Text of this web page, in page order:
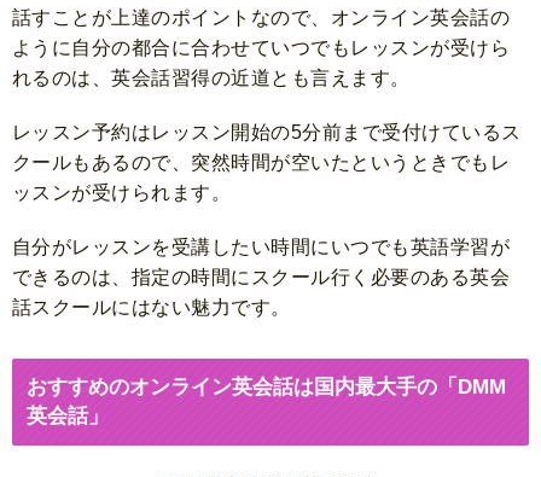
話すことが上達のポイントなので、オンライン英会話の
ように自分の都合に合わせていつでもレッスンが受けら
れるのは、英会話習得の近道とも言えます。
レッスン予約はレッスン開始の5分前まで受付けているス
クールもあるので、突然時間が空いたというときでもレ
ッスンが受けられます。
自分がレッスンを受講したい時間にいつでも英語学習が
できるのは、指定の時間にスクール行く必要のある英会
話スクールにはない魅力です。
おすすめのオンライン英会話は国内最大手の「DMM
英会話」